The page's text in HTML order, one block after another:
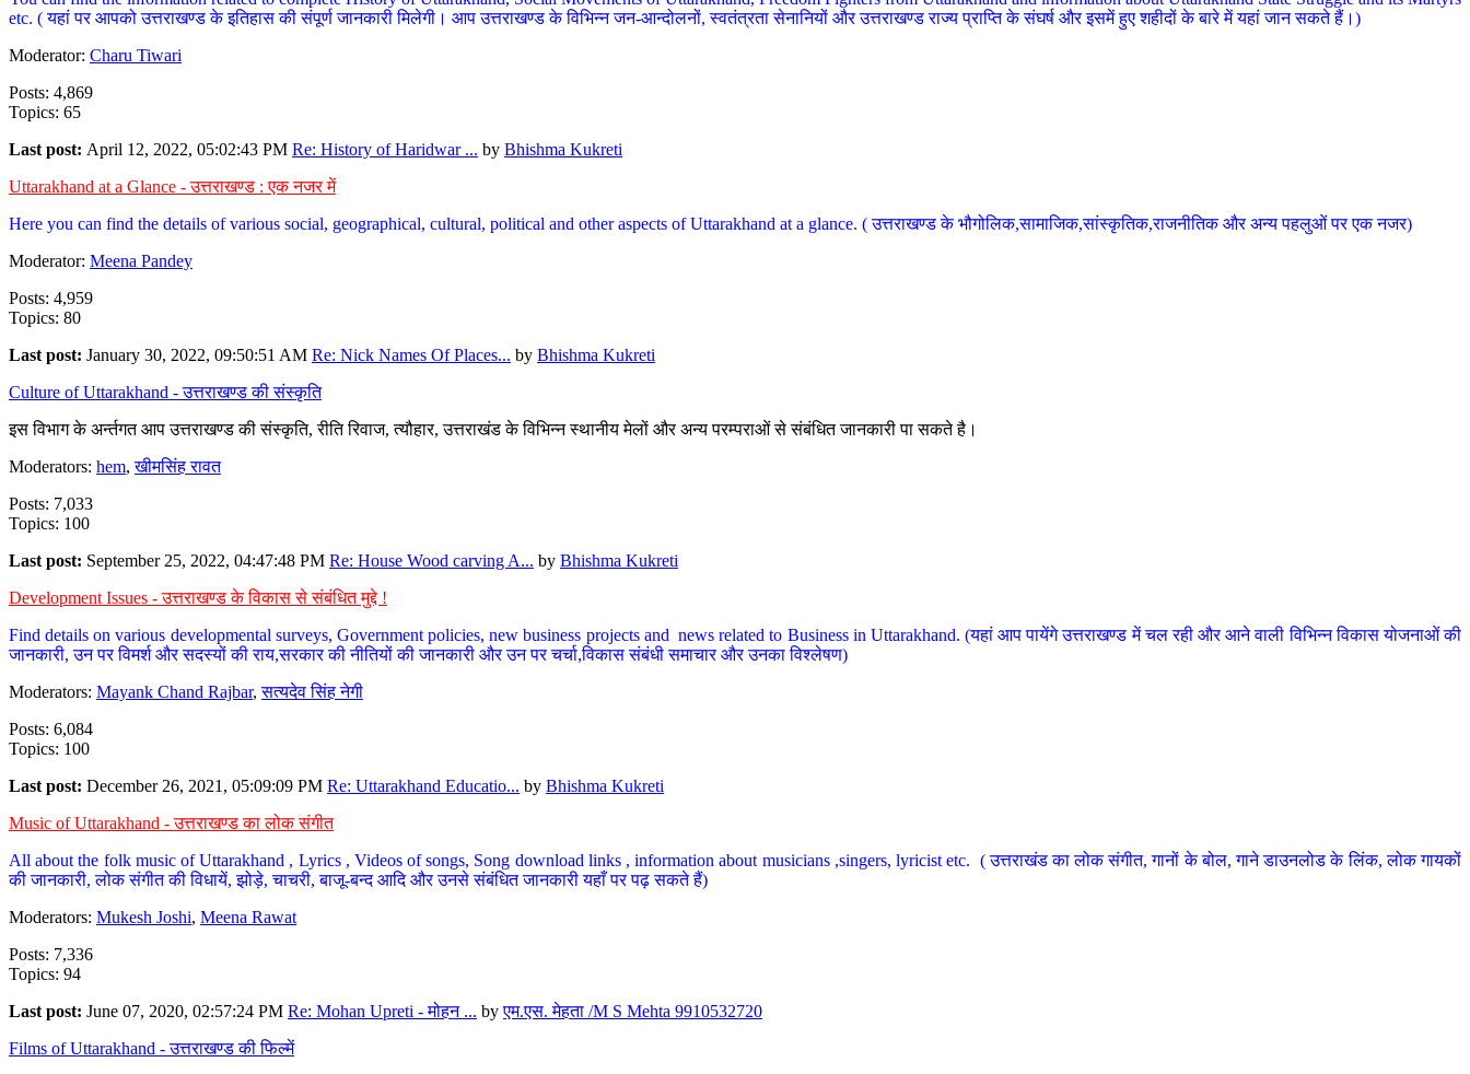
etc. ( यहां पर आपको उत्तराखण्ड के इतिहास की संपूर्ण जानकारी मिलेगी। आप उत्तराखण्ड के विभिन्न जन-आन्दोलनों, स्वतंत्रता सेनानियों और उत्तराखण्ड राज्य प्राप्ति के संघर्ष और इसमें हुए शहीदों के बारे में यहां जान सकते हैं।)
Moderator: Charu Tiwari
Posts: 4,869
Topics: 65
Last post: April 12, 2022, 05:02:43 PM Re: History of Haridwar ... by Bhishma Kukreti
Uttarakhand at a Glance - उत्तराखण्ड : एक नजर में
Here you can find the details of various social, geographical, cultural, political and other aspects of Uttarakhand at a glance. ( उत्तराखण्ड के भौगोलिक,सामाजिक,सांस्कृतिक,राजनीतिक और अन्य पहलुओं पर एक नजर)
Moderator: Meena Pandey
Posts: 4,959
Topics: 80
Last post: January 30, 2022, 09:50:51 AM Re: Nick Names Of Places... by Bhishma Kukreti
Culture of Uttarakhand - उत्तराखण्ड की संस्कृति
इस विभाग के अर्न्तगत आप उत्तराखण्ड की संस्कृति, रीति रिवाज, त्यौहार, उत्तराखंड के विभिन्न स्थानीय मेलों और अन्य परम्पराओं से संबंधित जानकारी पा सकते है।
Moderators: hem,खीमसिंह रावत
Posts: 7,033
Topics: 100
Last post: September 25, 2022, 04:47:48 PM Re: House Wood carving A... by Bhishma Kukreti
Development Issues - उत्तराखण्ड के विकास से संबंधित मुद्दे !
Find details on various developmental surveys, Government policies, new business projects and news related to Business in Uttarakhand. (यहां आप पायेंगे उत्तराखण्ड में चल रही और आने वाली विभिन्न विकास योजनाओं की
जानकारी, उन पर विमर्श और सदस्यों की राय,सरकार की नीतियों की जानकारी और उन पर चर्चा,विकास संबंधी समाचार और उनका विश्लेषण)
Moderators: Mayank Chand Rajbar,सत्यदेव सिंह नेगी
Posts: 6,084
Topics: 100
Last post: December 26, 2021, 05:09:09 PM Re: Uttarakhand Educatio... by Bhishma Kukreti
Music of Uttarakhand - उत्तराखण्ड का लोक संगीत
All about the folk music of Uttarakhand , Lyrics , Videos of songs, Song download links , information about musicians ,singers, lyricist etc. ( उत्तराखंड का लोक संगीत, गानों के बोल, गाने डाउनलोड के लिंक, लोक गायकों
की जानकारी, लोक संगीत की विधायें, झोड़े, चाचरी, बाजू-बन्द आदि और उनसे संबंधित जानकारी यहाँ पर पढ़ सकते हैं)
Moderators: Mukesh Joshi, Meena Rawat
Posts: 7,336
Topics: 94
Last post: June 07, 2020, 02:57:24 PM Re: Mohan Upreti - मोहन ... byएम.एस. मेहता /M S Mehta 9910532720
Films of Uttarakhand - उत्तराखण्ड की फिल्में